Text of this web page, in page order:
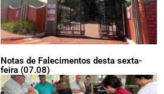
Notas de Falecimentos desta sexta-
feira (07.08)